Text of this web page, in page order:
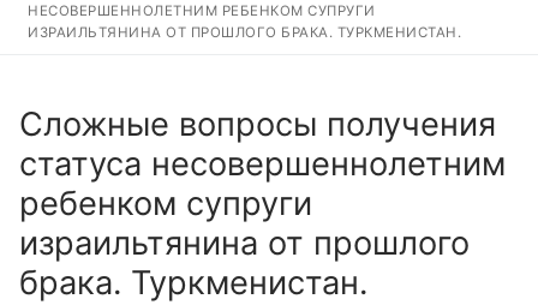
НЕСОВЕРШЕННОЛЕТНИМ РЕБЕНКОМ СУПРУГИ
ИЗРАИЛЬТЯНИНА ОТ ПРОШЛОГО БРАКА. ТУРКМЕНИСТАН.
Сложные вопросы получения
статуса несовершеннолетним
ребенком супруги
израильтянина от прошлого
брака. Туркменистан.